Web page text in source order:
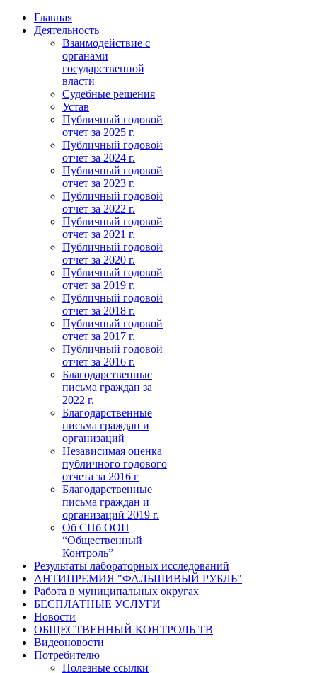
Главная
Деятельность
Взаимодействие с
органами
государственной
власти
Судебные решения
Устав
Публичный годовой
отчет за 2025 г.
Публичный годовой
отчет за 2024 г.
Публичный годовой
отчет за 2023 г.
Публичный годовой
отчет за 2022 г.
Публичный годовой
отчет за 2021 г.
Публичный годовой
отчет за 2020 г.
Публичный годовой
отчет за 2019 г.
Публичный годовой
отчет за 2018 г.
Публичный годовой
отчет за 2017 г.
Публичный годовой
отчет за 2016 г.
Благодарственные
письма граждан за
2022 г.
Благодарственные
письма граждан и
организаций
Независимая оценка
публичного годового
отчета за 2016 г
Благодарственные
письма граждан и
организаций 2019 г.
Об СПб ООП
“Общественный
Контроль”
Результаты лабораторных исследований
АНТИПРЕМИЯ "ФАЛЬШИВЫЙ РУБЛЬ"
Работа в муниципальных округах
БЕСПЛАТНЫЕ УСЛУГИ
Новости
ОБЩЕСТВЕННЫЙ КОНТРОЛЬ ТВ
Видеоновости
Потребителю
Полезные ссылки